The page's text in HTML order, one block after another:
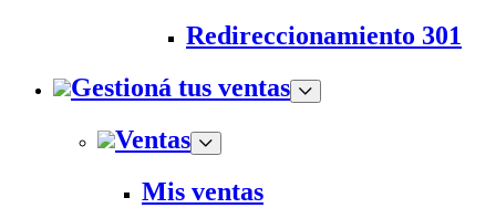
Redireccionamiento 301
Gestioná tus ventas
Ventas
Mis ventas